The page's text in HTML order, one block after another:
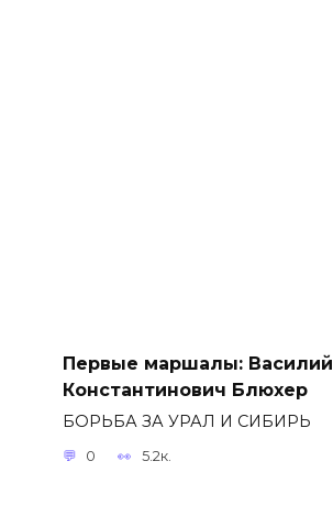
Первые маршалы: Василий
Константинович Блюхер
БОРЬБА ЗА УРАЛ И СИБИРЬ
0 5.2к.